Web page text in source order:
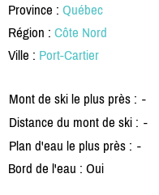
Province : Québec
Région : Côte Nord
Ville : Port-Cartier
Mont de ski le plus près : -
Distance du mont de ski : -
Plan d'eau le plus près : -
Bord de l'eau : Oui